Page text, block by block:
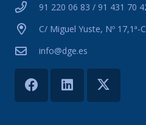
91 220 06 83 / 91 431 70
C/ Miguel Yuste, Nº 17,1ª-
info@dge.es